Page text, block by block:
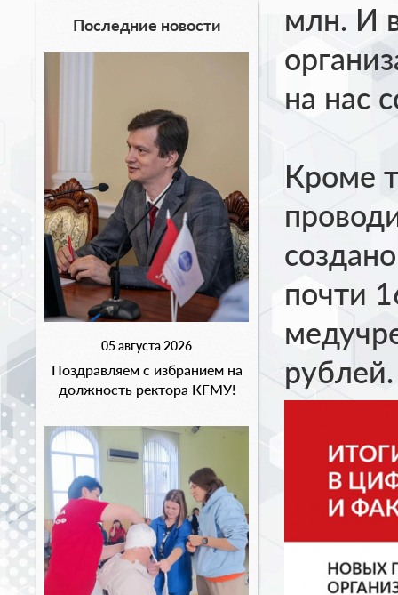
Последние новости
05 августа 2026
Поздравляем с избранием на
должность ректора КГМУ!
млн. И
на нас
Кроме
почти
рублей.